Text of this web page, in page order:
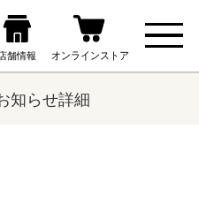
知らせ詳細